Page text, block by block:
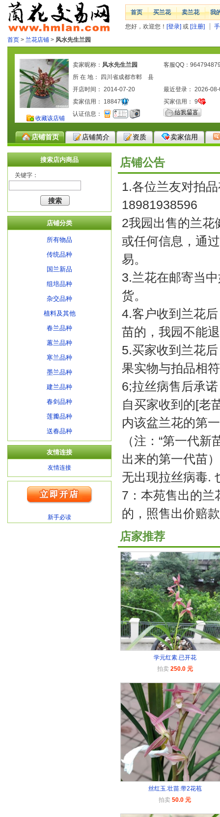
首页 买兰花 卖兰花 我
您好，欢迎您！ [登录] 或 [注册]
首页 > 兰花店铺 > 风水先生兰园
收藏该店铺
卖家昵称： 风水先生兰园
客服QQ：
所 在 地： 四川省成都市郫 县
开店时间： 2014-07-20
最近登录： 2026-
卖家信用： 18847 买家信用： 9
认证信息：
店铺首页 店铺简介 资质 卖家信用
搜索店内商品
关键字：
店铺分类
所有物品
传统品种
国兰新品
组培品种
杂交品种
植料及其他
春兰品种
蕙兰品种
寒兰品种
墨兰品种
建兰品种
春剑品种
莲瓣品种
送春品种
友情连接
友情连接
新手必读
店铺公告
1.各位兰友对拍
18981938596
2我园出售的兰花
或任何信息，通
易。
3.兰花在邮寄当
货。
4.客户收到兰花
苗的，我园不能
5.买家收到兰花
果实物与拍品相
6;拉丝病售后承
自买家收到的[老
内该盆兰花的第
（注：“第一代
出来的第一代苗
无出现拉丝病毒.
7：本苑售出的兰
的，照售出价赔
店家推荐
学元红素.已开花
拍卖 250.0 元
丝红玉.壮苗.带2花苞
拍卖 50.0 元